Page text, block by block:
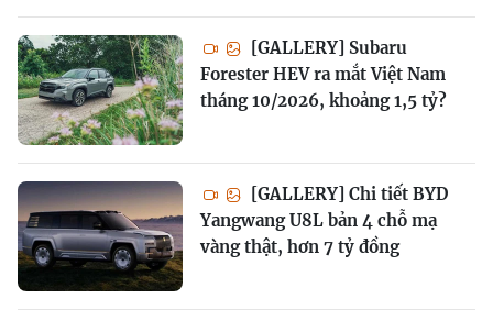
[GALLERY] Subaru
Forester HEV ra mắt Việt Nam
tháng 10/2026, khoảng 1,5 tỷ?
[GALLERY] Chi tiết BYD
Yangwang U8L bản 4 chỗ mạ
vàng thật, hơn 7 tỷ đồng